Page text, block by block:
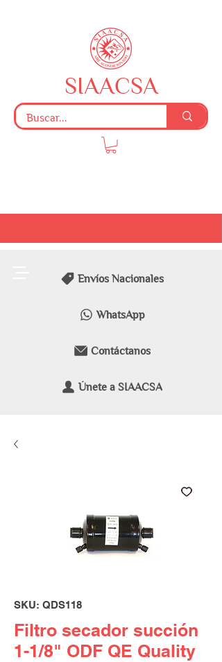
Envíos Nacionales
WhatsApp
Contáctanos
Únete a SIAACSA
SIAACSA
SKU: QDS118
Filtro secador succión
1-1/8" ODF QE Quality